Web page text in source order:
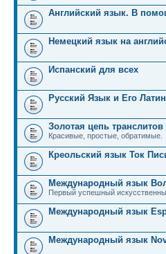
Английский язык. В
Немецкий язык на
Испанский для всех
Русский Язык и Его
Золотая цепь
Красивые, простые, обратимые.
Креольский язык Ток
Международный язык
Первый успешный
Международный язык
Международный язык